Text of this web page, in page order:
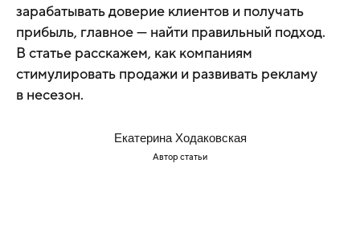
зарабатывать доверие клиентов и получать
прибыль, главное — найти правильный подход.
В статье расскажем, как компаниям
стимулировать продажи и развивать рекламу
в несезон.
Екатерина Ходаковская
Автор статьи